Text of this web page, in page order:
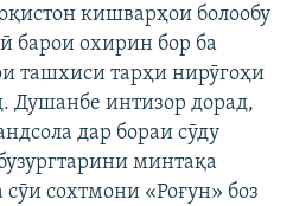
кишварҳои болообу
барои охирин бор ба
ташхиси тарҳи нирӯгоҳи
Душанбе интизор дорад,
дар бораи сӯду
минтақа
сохтмони «Роғун» боз